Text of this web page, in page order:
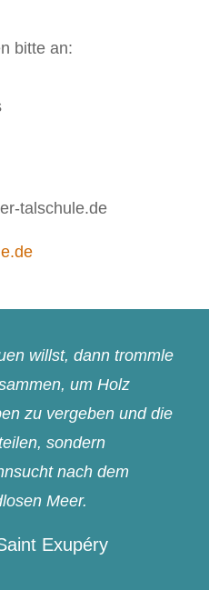
bitte an:
talschule.de
willst, dann trommle
um Holz
zu vergeben und die
sondern
nach dem
Meer.
Exupéry